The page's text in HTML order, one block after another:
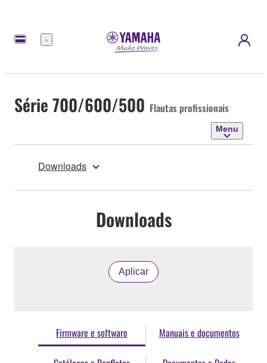
Menu
Série 700/600/500 Flautas profissionais
Menu
Downloads
Downloads
Aplicar
Firmware e software Manuais e documentos